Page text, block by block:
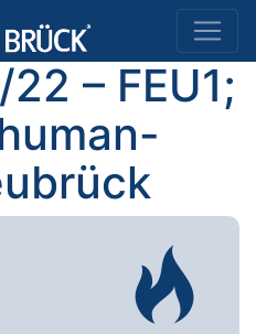
– FEU1;